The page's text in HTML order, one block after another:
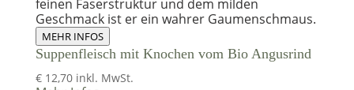
MEHR INFOS
Suppenfleisch mit Knochen vom Bio Angusrind
€12,70 inkl. MwSt.